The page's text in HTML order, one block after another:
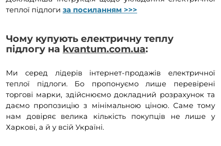
теплої підлоги за посиланням >>>
Чому купують електричну теплу
підлогу на kvantum.com.ua:
Ми серед лідерів інтернет-продажів електричної
теплої підлоги. Бо пропонуємо лише перевірені
торгові марки, здійснюємо докладний розрахунок та
даємо пропозицію з мінімальною ціною. Саме тому
нам довіряє велика кількість покупців не лише у
Харкові, а й у всій Україні.